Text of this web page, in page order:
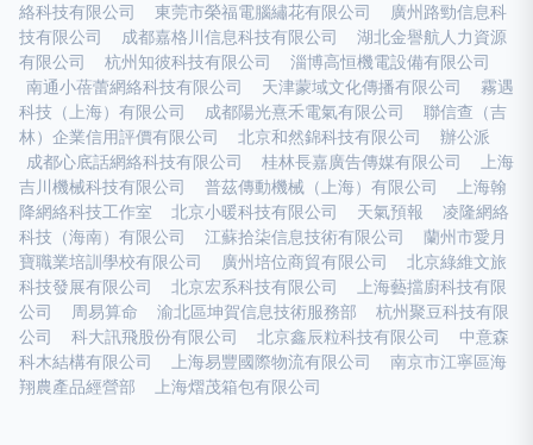
絡科技有限公司
東莞市榮福電腦繡花有限公司
廣州路勁信息科
技有限公司
成都嘉格川信息科技有限公司
湖北金譽航人力資源
有限公司
杭州知彼科技有限公司
淄博高恒機電設備有限公司
南通小蓓蕾網絡科技有限公司
天津蒙域文化傳播有限公司
霧遇
科技（上海）有限公司
成都陽光熹禾電氣有限公司
聯信查（吉
林）企業信用評價有限公司
北京和然錦科技有限公司
辦公派
成都心底話網絡科技有限公司
桂林長嘉廣告傳媒有限公司
上海
吉川機械科技有限公司
普茲傳動機械（上海）有限公司
上海翰
降網絡科技工作室
北京小暖科技有限公司 天氣預報
凌隆網絡
科技（海南）有限公司
江蘇拾柒信息技術有限公司
蘭州市愛月
寶職業培訓學校有限公司
廣州培位商貿有限公司
北京綠維文旅
科技發展有限公司
北京宏系科技有限公司
上海藝擋廚科技有限
公司
周易算命 渝北區坤賀信息技術服務部
杭州聚豆科技有限
公司
科大訊飛股份有限公司 北京鑫辰粒科技有限公司
中意森
科木結構有限公司
上海易豐國際物流有限公司
南京市江寧區海
翔農產品經營部
上海熠茂箱包有限公司